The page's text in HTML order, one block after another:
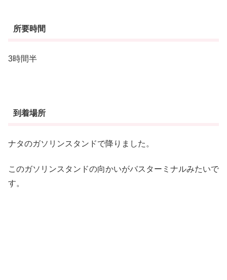
所要時間
3時間半
到着場所
ナタのガソリンスタンドで降りました。
このガソリンスタンドの向かいがバスターミナルみたいで
す。